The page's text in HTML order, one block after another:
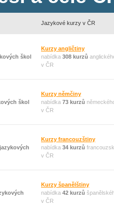
Jazykové kurzy v ČR
škol
Kurzy angličtiny
nabídka 308 kurzů
v ČR
škol
Kurzy němčiny
nabídka 73 kurzů
v ČR
Kurzy francouzštiny
nabídka 34 kurzů
v ČR
Kurzy španělštiny
nabídka 42 kurzů
v ČR